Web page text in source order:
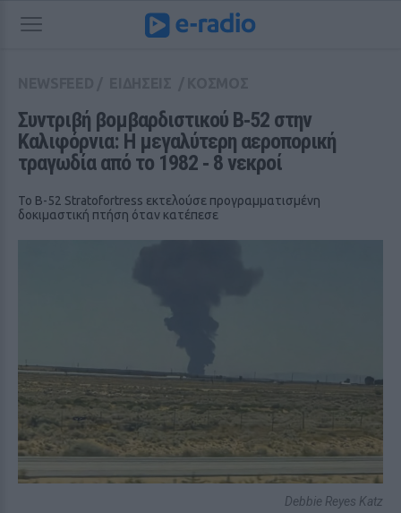
Συντριβή βομβαρδιστικού B‑52 στην
Καλιφόρνια: Η μεγαλύτερη αεροπορική
τραγωδία από το 1982 ‑ 8 νεκροί
Το B-52 Stratofortress εκτελούσε προγραμματισμένη
δοκιμαστική πτήση όταν κατέπεσε
Debbie Reyes Katz